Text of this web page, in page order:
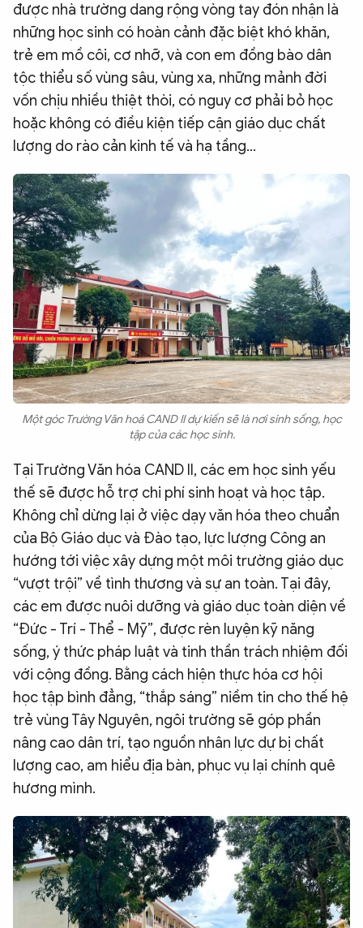
được nhà trường dang rộng vòng tay đón nhận là
những học sinh có hoàn cảnh đặc biệt khó khăn,
trẻ em mồ côi, cơ nhỡ, và con em đồng bào dân
tộc thiểu số vùng sâu, vùng xa, những mảnh đời
vốn chịu nhiều thiệt thòi, có nguy cơ phải bỏ học
hoặc không có điều kiện tiếp cận giáo dục chất
lượng do rào cản kinh tế và hạ tầng...
Một góc Trường Văn hoá CAND II dự kiến sẽ là nơi sinh sống, học
tập của các học sinh.
Tại Trường Văn hóa CAND II, các em học sinh yếu
thế sẽ được hỗ trợ chi phí sinh hoạt và học tập.
Không chỉ dừng lại ở việc dạy văn hóa theo chuẩn
của Bộ Giáo dục và Đào tạo, lực lượng Công an
hướng tới việc xây dựng một môi trường giáo dục
“vượt trội” về tình thương và sự an toàn. Tại đây,
các em được nuôi dưỡng và giáo dục toàn diện về
“Đức - Trí - Thể - Mỹ”, được rèn luyện kỹ năng
sống, ý thức pháp luật và tinh thần trách nhiệm đối
với cộng đồng. Bằng cách hiện thực hóa cơ hội
học tập bình đẳng, “thắp sáng” niềm tin cho thế hệ
trẻ vùng Tây Nguyên, ngôi trường sẽ góp phần
nâng cao dân trí, tạo nguồn nhân lực dự bị chất
lượng cao, am hiểu địa bàn, phục vụ lại chính quê
hương mình.